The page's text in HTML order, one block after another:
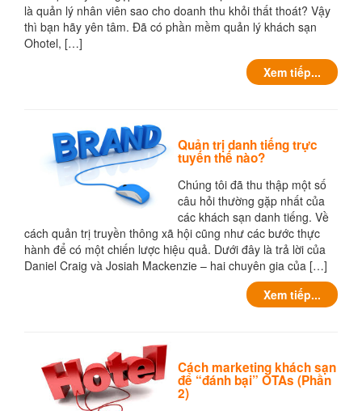
là quản lý nhân viên sao cho doanh thu khỏi thất thoát? Vậy
thì bạn hãy yên tâm. Đã có phần mềm quản lý khách sạn
Ohotel, […]
Xem tiếp...
Quản trị danh tiếng trực
tuyến thế nào?
Chúng tôi đã thu thập một số
câu hỏi thường gặp nhất của
các khách sạn danh tiếng. Về
cách quản trị truyền thông xã hội cũng như các bước thực
hành để có một chiến lược hiệu quả. Dưới đây là trả lời của
Daniel Craig và Josiah Mackenzie – hai chuyên gia của […]
Xem tiếp...
Cách marketing khách sạn
để “đánh bại” OTAs (Phần
2)